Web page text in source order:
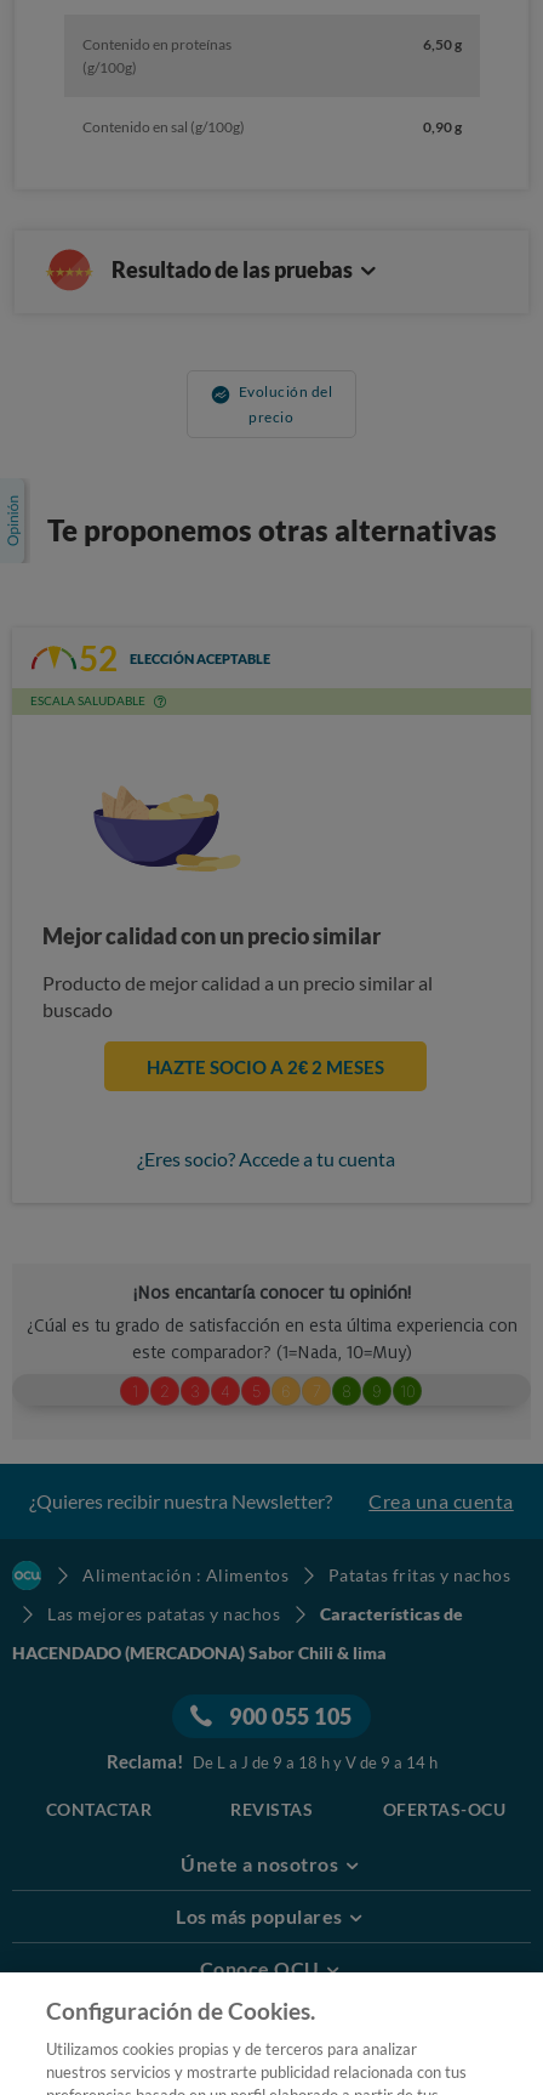
Contenido en proteínas
(g/100g)
6,50 g
Contenido en sal (g/100g) 0,90 g
Resultado de las pruebas
Evolución del
precio
Te proponemos otras alternativas
52 ELECCIÓN ACEPTABLE
ESCALA SALUDABLE
Mejor calidad con un precio similar
Producto de mejor calidad a un precio similar al
buscado
HAZTE SOCIO A 2€ 2 MESES
¿Eres socio? Accede a tu cuenta
¿Quieres recibir nuestra Newsletter? Crea una cuenta
Alimentación : Alimentos
Patatas fritas y nachos
Las mejores patatas y nachos
Características de
HACENDADO (MERCADONA) Sabor Chili & lima
900 055 105
Reclama! De L a J de 9 a 18 h y V de 9 a 14 h
CONTACTAR REVISTAS OFERTAS-OCU
Únete a nosotros
Los más populares
Conoce OCU
Más Información
© 2026 OCU
Configuración de Cookies.
Utilizamos cookies propias y de terceros para analizar
nuestros servicios y mostrarte publicidad relacionada con tus